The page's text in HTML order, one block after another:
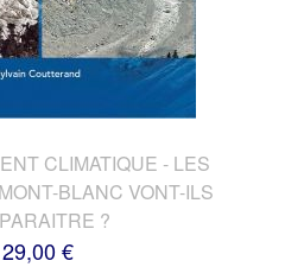
CLIMATIQUE - LES
BLANC VONT-ILS
?
29,00 €